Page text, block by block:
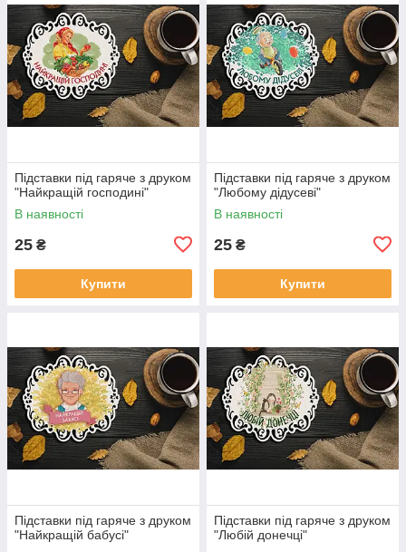
Підставки під гаряче з друком
"Найкращій господині"
В наявності
25 ₴
Купити
Підставки під гаряче з друком
"Любому дідусеві"
В наявності
25 ₴
Купити
Підставки під гаряче з друком
"Найкращій бабусі"
Підставки під гаряче з друком
"Любій донечці"